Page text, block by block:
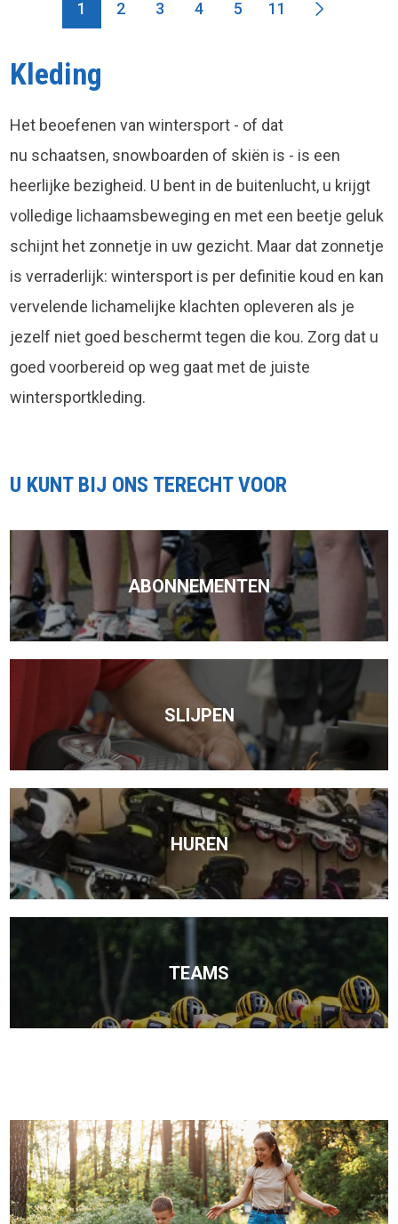
1 2 3 4 5 11
Kleding
Het beoefenen van wintersport - of dat
nu schaatsen, snowboarden of skiën is - is een
heerlijke bezigheid. U bent in de buitenlucht, u krijgt
volledige lichaamsbeweging en met een beetje geluk
schijnt het zonnetje in uw gezicht. Maar dat zonnetje
is verraderlijk: wintersport is per definitie koud en kan
vervelende lichamelijke klachten opleveren als je
jezelf niet goed beschermt tegen die kou. Zorg dat u
goed voorbereid op weg gaat met de juiste
wintersportkleding.
U KUNT BIJ ONS TERECHT VOOR
ABONNEMENTEN
SLIJPEN
HUREN
TEAMS